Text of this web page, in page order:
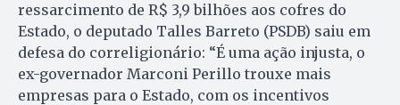
ressarcimento de R$ 3,9 bilhões aos cofres do
Estado, o deputado Talles Barreto (PSDB) saiu em
defesa do correligionário: “É uma ação injusta, o
ex-governador Marconi Perillo trouxe mais
empresas para o Estado, com os incentivos